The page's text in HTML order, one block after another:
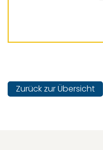
Zurück zur Übersicht